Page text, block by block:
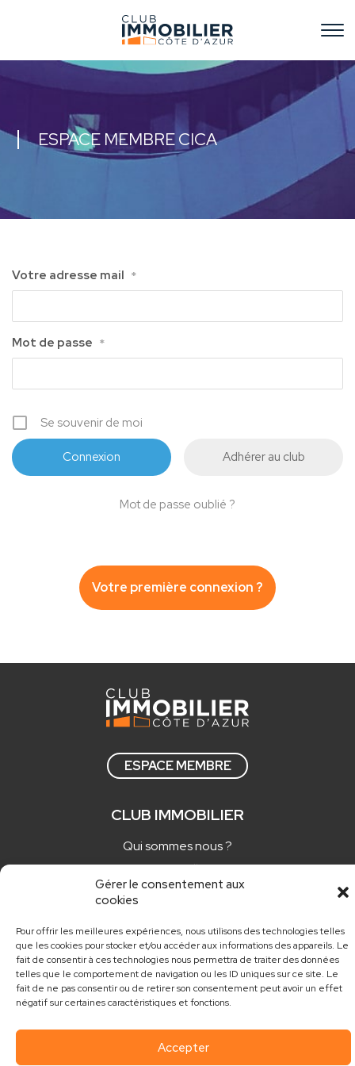
Gérer le consentement aux
cookies
Pour offrir les meilleures expériences, nous utilisons des technologies telles
que les cookies pour stocker et/ou accéder aux informations des appareils. Le
fait de consentir à ces technologies nous permettra de traiter des données
telles que le comportement de navigation ou les ID uniques sur ce site. Le
fait de ne pas consentir ou de retirer son consentement peut avoir un effet
négatif sur certaines caractéristiques et fonctions.
Accepter
ESPACE MEMBRE CICA
Votre adresse mail *
Mot de passe *
Se souvenir de moi
Adhérer au club
Mot de passe oublié ?
Votre première connexion ?
ESPACE MEMBRE
CLUB IMMOBILIER
Qui sommes nous ?
Comment adhérer ?
Actualités
CONTACT
contact@club.immo